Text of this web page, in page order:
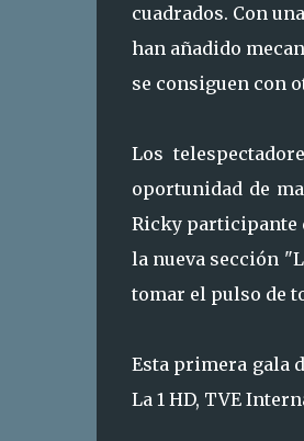
cuadrados. Con
han añadido
se consiguen con
Los
oportunidad de
Ricky participante
la nueva sección
tomar el pulso de
Esta primera gala
La 1 HD, TVE